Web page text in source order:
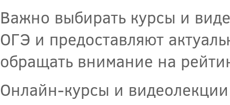
Важно выбирать курсы и
ОГЭ и предоставляют
обращать внимание на
Онлайн-курсы и